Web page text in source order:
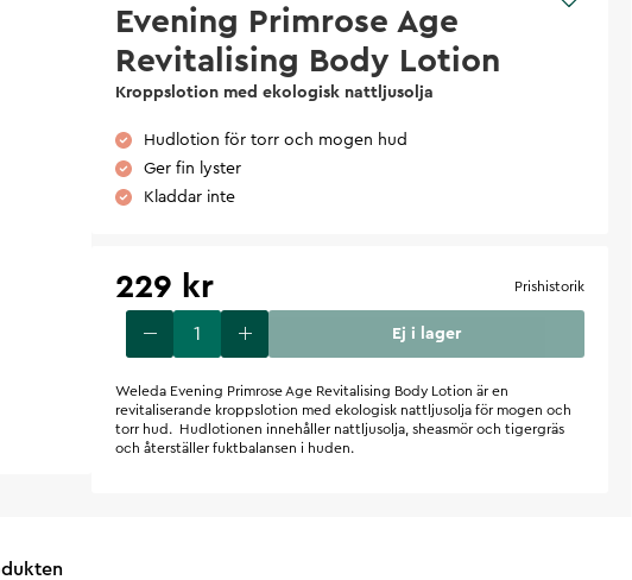
Evening Primrose Age
Revitalising Body Lotion
Kroppslotion med ekologisk nattljusolja
Hudlotion för torr och mogen hud
Ger fin lyster
Kladdar inte
229 kr Prishistorik
Ej i lager
Weleda Evening Primrose Age Revitalising Body Lotion är en
revitaliserande kroppslotion med ekologisk nattljusolja för mogen och
torr hud. Hudlotionen innehåller nattljusolja, sheasmör och tigergräs
och återställer fuktbalansen i huden.